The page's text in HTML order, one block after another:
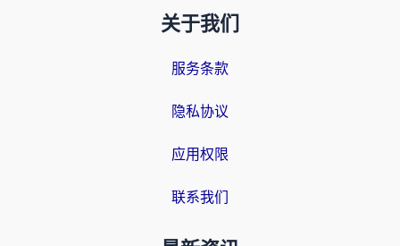
关于我们
服务条款
隐私协议
应用权限
联系我们